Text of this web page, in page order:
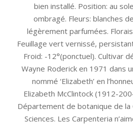
bien installé. Position: au
ombragé. Fleurs: blanches
légèrement parfumées.
Feuillage vert vernissé,
Froid: -12°(ponctuel). Cultivar
Wayne Roderick en 1971 dans
nommé ‘Elizabeth’ en
Elizabeth McClintock (1912-
Département de botanique de la
Sciences. Les Carpenteria